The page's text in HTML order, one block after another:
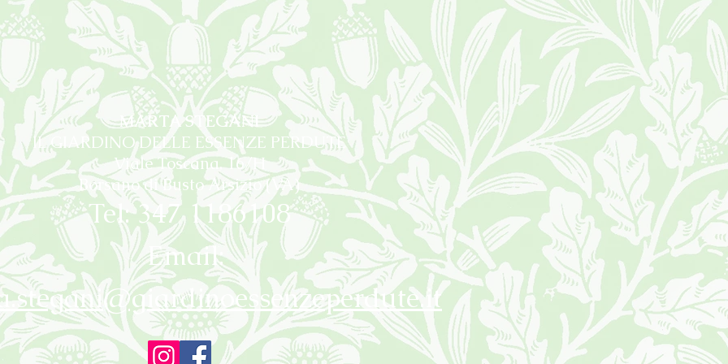
MARTA STEGANI
IL GIARDINO DELLE ESSENZE PERDUTE
Viale Toscana, 16/H
Borsano di Busto Arsizio (VA)
Tel: 347 1186108
Email: